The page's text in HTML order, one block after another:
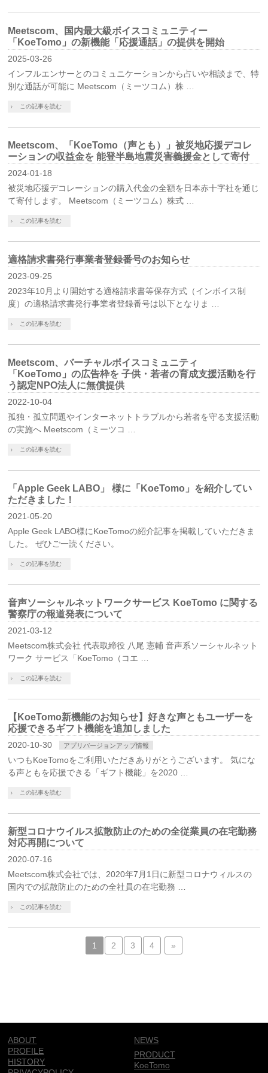
Meetscom、国内最大級ボイスコミュニティー
「KoeTomo」の新機能「応援通話」の提供を開始
2025-03-26
インフルエンサーとのコミュニケーションから占いや相談まで、特
別な通話が可能に Meetscom（ミーツコム）株 …
この記事を読む
Meetscom、「KoeTomo（声とも）」被災地応援デコレ
ーションの収益金を 能登半島地震災害義援金として寄付
2024-01-18
被災地応援デコレーションの購入代金の全額を日本赤十字社を通じ
て寄付します。 Meetscom（ミーツコム）株式 …
この記事を読む
適格請求書発行事業者登録番号のお知らせ
2023-09-25
2023年10月より開始する適格請求書等保存方式（インボイス制
度）の適格請求書発行事業者登録番号は以下となりま …
この記事を読む
Meetscom、バーチャルボイスコミュニティ
「KoeTomo」の広告枠を 子供・若者の育成支援活動を行
う認定NPO法人に無償提供
2022-10-04
孤独・孤立問題やインターネットトラブルから若者を守る支援活動
の実施へ Meetscom（ミーツコ …
この記事を読む
「Apple Geek LABO」 様に「KoeTomo」を紹介してい
ただきました！
2021-05-20
Apple Geek LABO様にKoeTomoの紹介記事を掲載していただきま
した。 ぜひご一読ください。
この記事を読む
音声ソーシャルネットワークサービス KoeTomo に関する
警察庁の報道発表について
2021-03-12
Meetscom株式会社 代表取締役 八尾 憲輔 音声系ソーシャルネット
ワーク サービス「KoeTomo（コエ …
この記事を読む
【KoeTomo新機能のお知らせ】好きな声ともユーザーを
応援できるギフト機能を追加しました
2020-10-30 アプリバージョンアップ情報
いつもKoeTomoをご利用いただきありがとうございます。 気にな
る声ともを応援できる「ギフト機能」を2020 …
この記事を読む
新型コロナウイルス拡散防止のための全従業員の在宅勤務
対応再開について
2020-07-16
Meetscom株式会社では、2020年7月1日に新型コロナウィルスの
国内での拡散防止のための全社員の在宅勤務 …
この記事を読む
1 2 3 4 »
ABOUT
PROFILE
HISTORY
NEWS
PRODUCT
KoeTomo